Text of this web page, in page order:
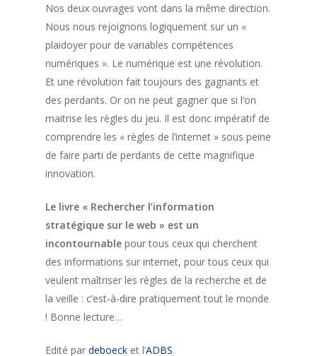
Nos deux ouvrages vont dans la même direction.
Nous nous rejoignons logiquement sur un «
plaidoyer pour de variables compétences
numériques ». Le numérique est une révolution.
Et une révolution fait toujours des gagnants et
des perdants. Or on ne peut gagner que si l’on
maitrise les règles du jeu. Il est donc impératif de
comprendre les « règles de l’internet » sous peine
de faire parti de perdants de cette magnifique
innovation.
Le livre « Rechercher l’information
stratégique sur le web » est un
incontournable pour tous ceux qui cherchent
des informations sur internet, pour tous ceux qui
veulent maîtriser les règles de la recherche et de
la veille : c’est-à-dire pratiquement tout le monde
! Bonne lecture…
Edité par deboeck et l’ADBS.